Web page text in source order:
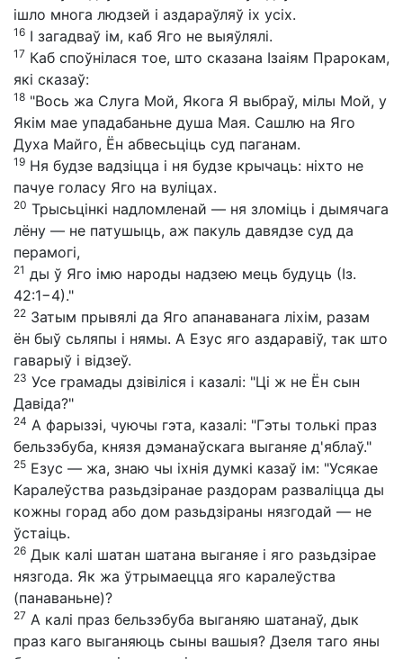
ішло многа людзей і аздараўляў іх усіх.
16 І загадваў ім, каб Яго не выяўлялі.
17 Каб споўнілася тое, што сказана Ізаіям Прарокам,
які сказаў:
18 "Вось жа Слуга Мой, Якога Я выбраў, мілы Мой, у
Якім мае упадабаньне душа Мая. Сашлю на Яго
Духа Майго, Ён абвесьціць суд паганам.
19 Ня будзе вадзіцца і ня будзе крычаць: ніхто не
пачуе голасу Яго на вуліцах.
20 Трысьцінкі надломленай — ня зломіць і дымячага
лёну — не патушыць, аж пакуль давядзе суд да
перамогі,
21 ды ў Яго імю народы надзею мець будуць (Із.
42:1−4)."
22 Затым прывялі да Яго апанаванага ліхім, разам
ён быў сьляпы і нямы. А Езус яго аздаравіў, так што
гаварыў і відзеў.
23 Усе грамады дзівіліся і казалі: "Ці ж не Ён сын
Давіда?"
24 А фарызэі, чуючы гэта, казалі: "Гэты толькі праз
бельзэбуба, князя дэманаўскага выганяе д'яблаў."
25 Езус — жа, знаю чы іхнія думкі казаў ім: "Усякае
Каралеўства разьдзіранае раздорам разваліцца ды
кожны горад або дом разьдзіраны нязгодай — не
ўстаіць.
26 Дык калі шатан шатана выганяе і яго разьдзірае
нязгода. Як жа ўтрымаецца яго каралеўства
(панаваньне)?
27 А калі праз бельзэбуба выганяю шатанаў, дык
праз каго выганяюць сыны вашыя? Дзеля таго яны